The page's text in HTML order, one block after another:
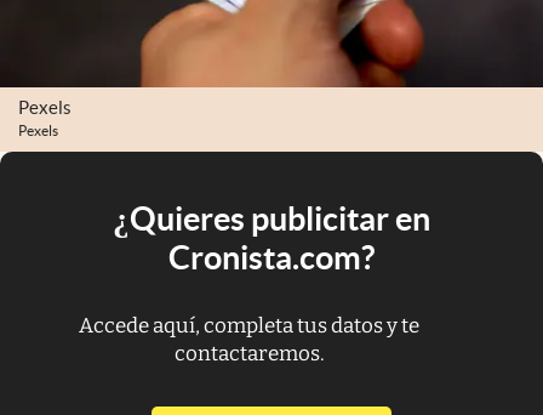
Pexels
Pexels
¿Quieres publicitar en
Cronista.com?
Accede aquí, completa tus datos y te
contactaremos.